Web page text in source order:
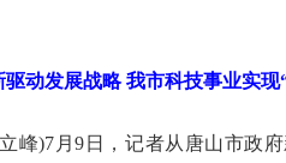
驱动发展战略 我市科技事业实现
峰)7月9日，记者从唐山市政